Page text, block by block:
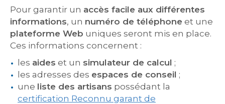
Pour garantir un accès facile aux différentes
informations, un numéro de téléphone et une
plateforme Web uniques seront mis en place.
Ces informations concernent :
les aides et un simulateur de calcul ;
les adresses des espaces de conseil ;
une liste des artisans possédant la
certification Reconnu garant de